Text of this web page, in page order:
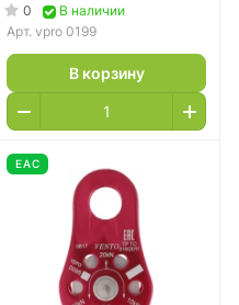
0
В наличии
Арт. vpro 0199
В корзину
EAC